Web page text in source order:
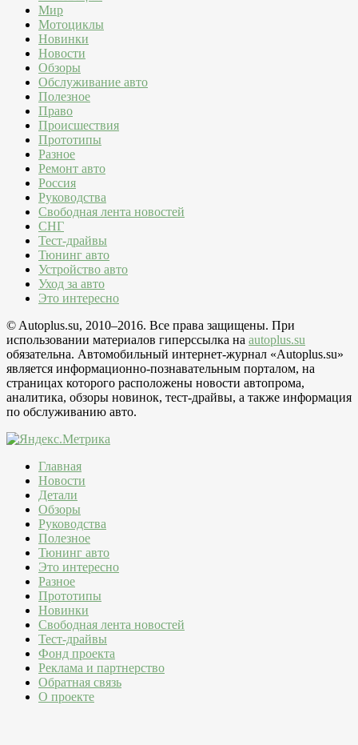
Мир
Мотоциклы
Новинки
Новости
Обзоры
Обслуживание авто
Полезное
Право
Происшествия
Прототипы
Разное
Ремонт авто
Россия
Руководства
Свободная лента новостей
СНГ
Тест-драйвы
Тюнинг авто
Устройство авто
Уход за авто
Это интересно
© Autoplus.su, 2010–2016. Все права защищены. При
использовании материалов гиперссылка на autoplus.su
обязательна. Автомобильный интернет-журнал «Autoplus.su»
является информационно-познавательным порталом, на
страницах которого расположены новости автопрома,
аналитика, обзоры новинок, тест-драйвы, а также информация
по обслуживанию авто.
Главная
Новости
Детали
Обзоры
Руководства
Полезное
Тюнинг авто
Это интересно
Разное
Прототипы
Новинки
Свободная лента новостей
Тест-драйвы
Фонд проекта
Реклама и партнерство
Обратная связь
О проекте